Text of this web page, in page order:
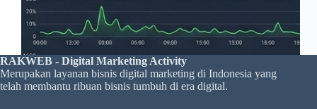
RAKWEB - Digital Marketing Activity
Merupakan layanan bisnis digital marketing di Indonesia yang
telah membantu ribuan bisnis tumbuh di era digital.